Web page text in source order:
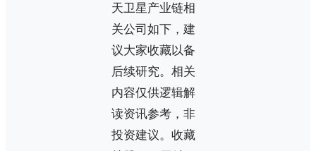
天卫星产业链相
关公司如下，建
议大家收藏以备
后续研究。相关
内容仅供逻辑解
读资讯参考，非
投资建议。收藏